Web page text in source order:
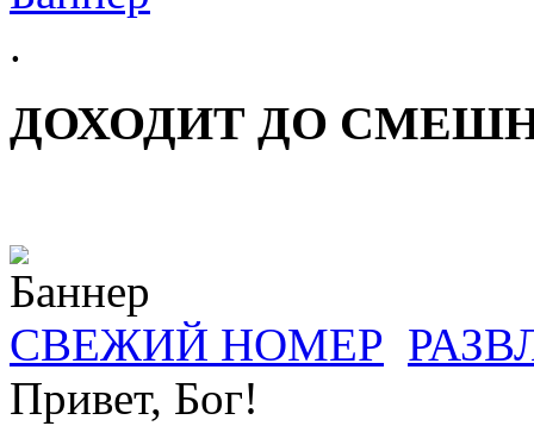
.
ДОХОДИТ ДО
СВЕЖИЙ НОМЕР
Привет, Бог!